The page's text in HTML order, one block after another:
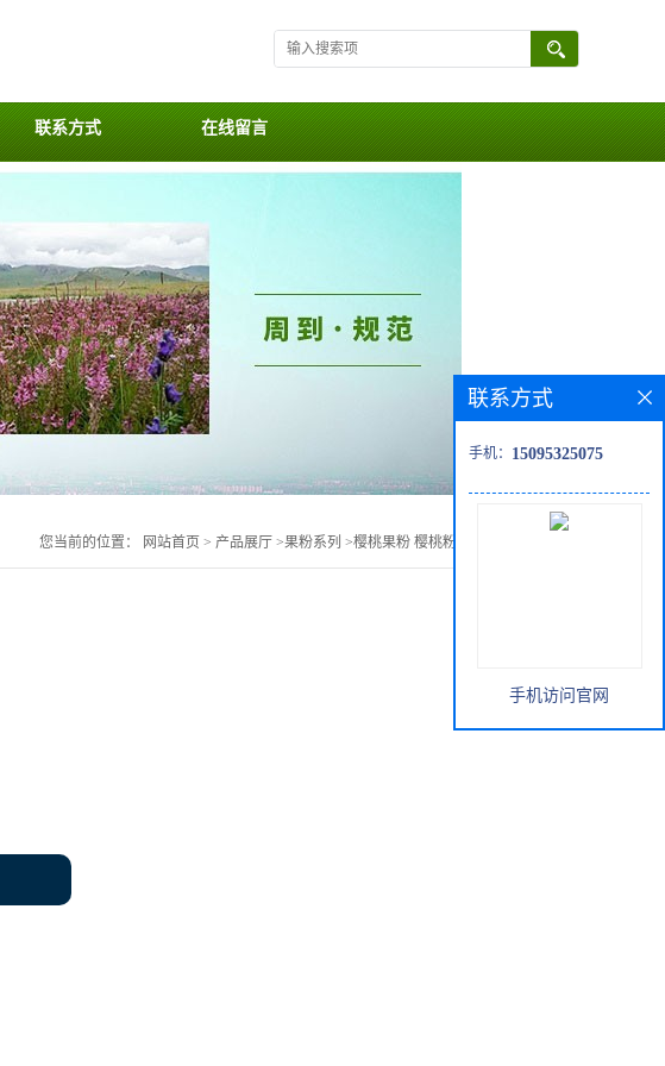
联系方式 在线留言
您当前的位置： 网站首页 > 产品展厅 >果粉系列 >樱桃果粉 樱桃粉 固体饮料 速溶
联系方式
手机： 15095325075
手机访问官网